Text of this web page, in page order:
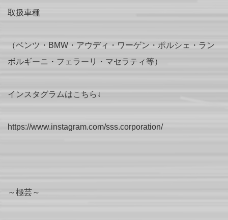
取扱車種
（ベンツ・BMW・アウディ・ワーゲン・ポルシェ・ラン
ボルギーニ・フェラーリ・マセラティ等）
インスタグラムはこちら↓
https://www.instagram.com/sss.corporation/
～極芸～